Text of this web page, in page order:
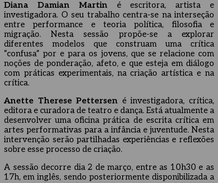
Diana Damian Martiné escritora, artista e
investigadora. O seu trabalho centra-se na interseção
entre performance e teoria política, filosofia e
migração. Nesta sessão propõe-se a explorar
diferentes modelos que construam uma crítica
“confusa” por e para os jovens, que se relacione com
noções de ponderação, afeto, e que esteja em diálogo
com práticas experimentais, na criação artística e na
crítica.
Anette Therese Pettersen é investigadora, crítica,
editora e curadora de teatro e dança. Está atualmente a
desenvolver uma oficina prática de escrita crítica em
artes performativas para a infância e juventude. Nesta
intervenção serão partilhadas experiências e reflexões
sobre esse processo de criação.
A sessão decorre dia 2 de março, entre as 10h30 e as
17h, em inglês, sendo posteriormente disponibilizada a